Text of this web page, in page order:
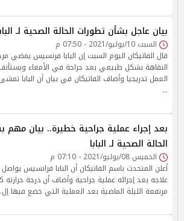
بيان عاجل بشأن تطورات الحالة الصحية لـ
السبت 10/يوليو/2021 - 07:50 م
قال الفاتيكان اليوم السبت إن البابا فرنسيس يمضي
النقاهة بشكل طبيعي بعد جراحة في الأمعاء
العمل تدريجيا وأضاف الفاتيكان في بيان أن البابا
…
بعد إجراء عملية جراحية خطيرة.. بيان مهم
الحالة الصحية لـ البابا
الخميس 08/يوليو/2021 - 07:10 م
أعلن المتحدث باسم الفاتيكان أن البابا فرانسيس يواصل
علاجه بعد إجرائه عملية جراحية وأضاف أن درجة حرارته
مرتفعة الليلة الماضية بعد العملية التي خضع فيها